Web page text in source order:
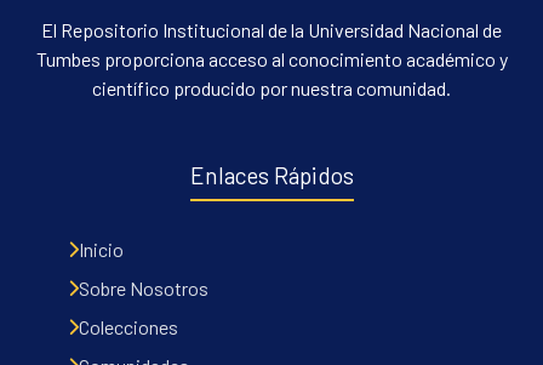
El Repositorio Institucional de la Universidad Nacional de
Tumbes proporciona acceso al conocimiento académico y
científico producido por nuestra comunidad.
Enlaces Rápidos
Inicio
Sobre Nosotros
Colecciones